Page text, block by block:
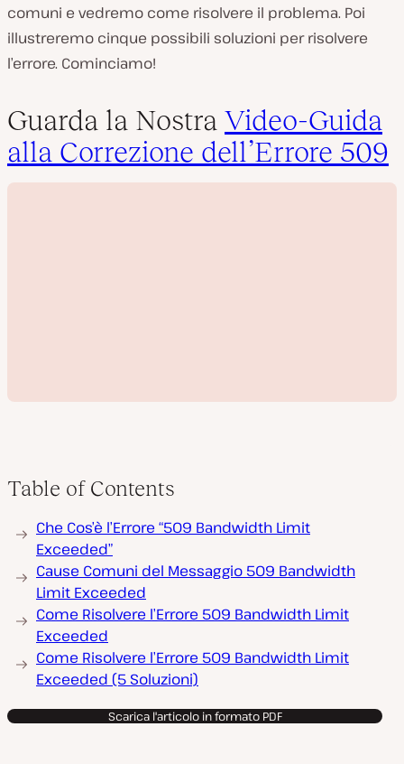
comuni e vedremo come risolvere il problema. Poi
illustreremo cinque possibili soluzioni per risolvere
l’errore. Cominciamo!
Guarda la Nostra Video-Guida
alla Correzione dell’Errore 509
i
o
c
i
i
d
e
Table of Contents
Che Cos’è l’Errore “509 Bandwidth Limit
Exceeded”
Cause Comuni del Messaggio 509 Bandwidth
Limit Exceeded
Come Risolvere l’Errore 509 Bandwidth Limit
Exceeded
Come Risolvere l’Errore 509 Bandwidth Limit
Exceeded (5 Soluzioni)
Scarica l'articolo in formato PDF